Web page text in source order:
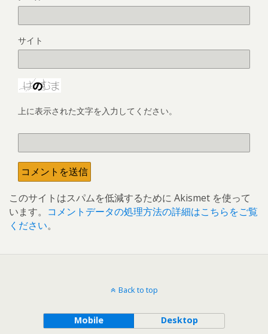
サイト
上に表示された文字を入力してください。
このサイトはスパムを低減するために Akismet を使って
います。 コメントデータの処理方法の詳細はこちらをご覧
ください。
Back to top
Mobile Desktop